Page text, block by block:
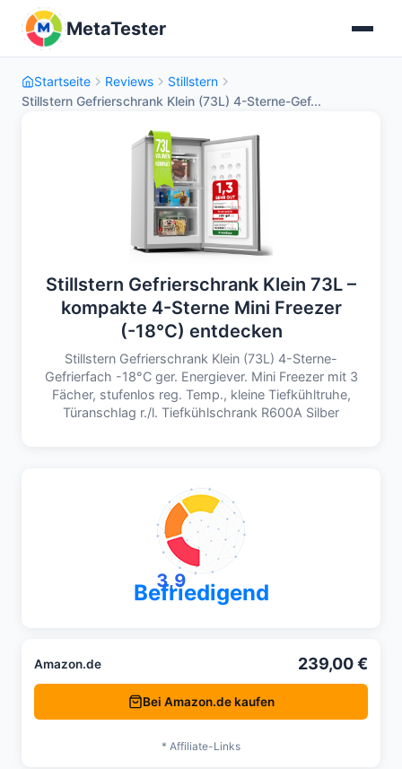
MetaTester
Startseite Reviews
Stillstern
Stillstern Gefrierschrank Klein (73L) 4-Sterne-Gef...
Stillstern Gefrierschrank Klein 73L –
kompakte 4-Sterne Mini Freezer
(-18°C) entdecken
Stillstern Gefrierschrank Klein (73L) 4-Sterne-
Gefrierfach -18°C ger. Energiever. Mini Freezer mit 3
Fächer, stufenlos reg. Temp., kleine Tiefkühltruhe,
Türanschlag r./l. Tiefkühlschrank R600A Silber
3,9
Befriedigend
Amazon.de 239,00 €
Bei Amazon.de kaufen
* Affiliate-Links